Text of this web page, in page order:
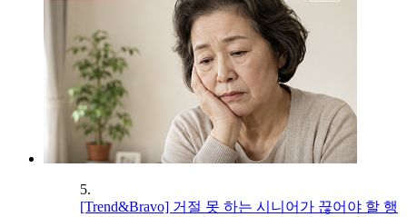
5.
[Trend&Bravo] 거절 못 하는 시니어가 끊어야 할 행